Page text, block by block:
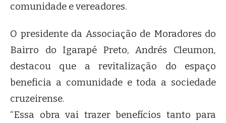
comunidade e vereadores.
O presidente da Associação de Moradores do
Bairro do Igarapé Preto, Andrés Cleumon,
destacou que a revitalização do espaço
beneficia a comunidade e toda a sociedade
cruzeirense.
“Essa obra vai trazer benefícios tanto para